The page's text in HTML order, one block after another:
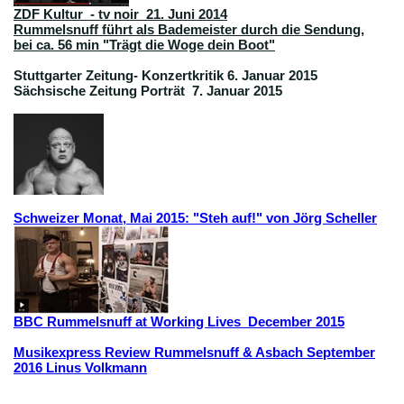
ZDF Kultur - tv noir 21. Juni 2014
Rummelsnuff führt als Bademeister durch die Sendung,
bei ca. 56 min "Trägt die Woge dein Boot"
Stuttgarter Zeitung- Konzertkritik 6. Januar 2015
Sächsische Zeitung Porträt 7. Januar 2015
Schweizer Monat, Mai 2015: "Steh auf!" von Jörg Scheller
BBC Rummelsnuff at Working Lives December 2015
Musikexpress Review Rummelsnuff & Asbach September
2016 Linus Volkmann